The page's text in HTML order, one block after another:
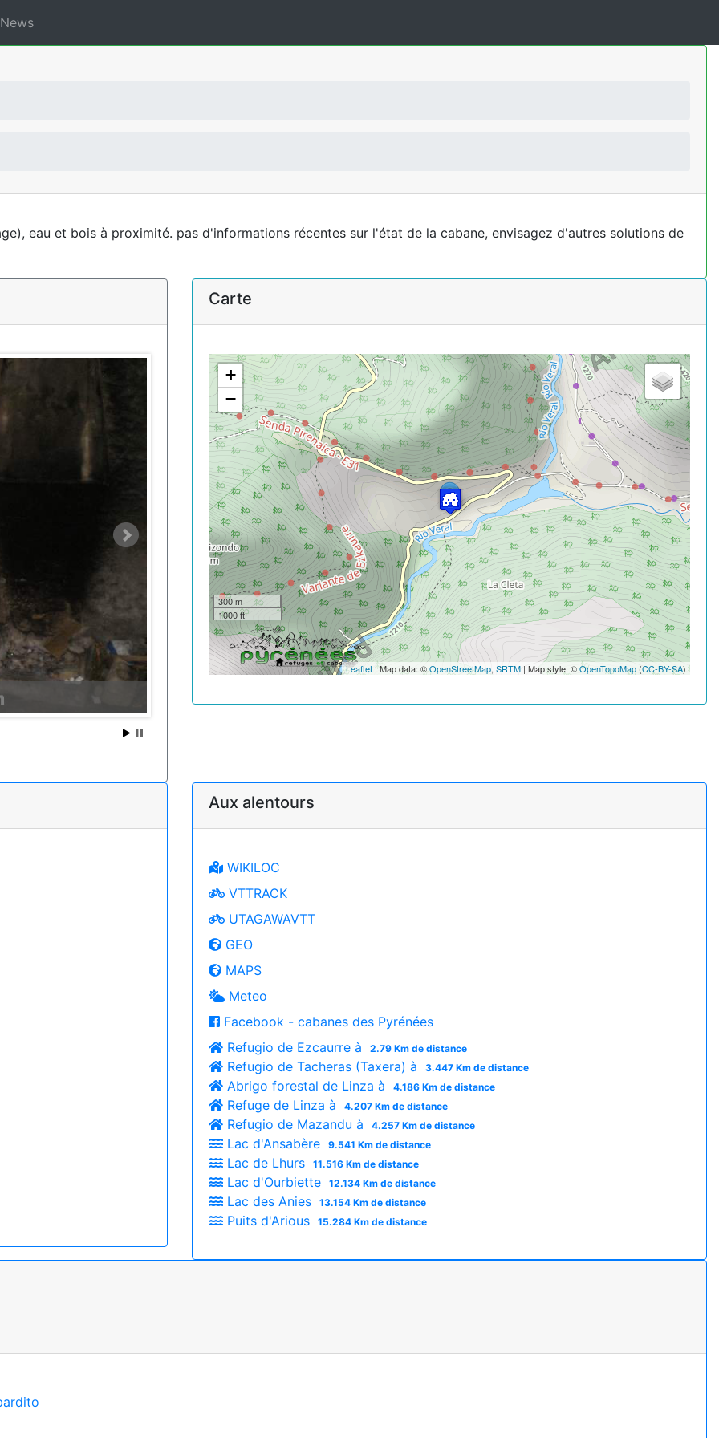
News
eau et bois à proximité. pas d'informations récentes sur l'état de la cabane, envisagez d'autres solutions de
Carte
+
−
300 m
1000 ft
Leaflet| Map data: ©OpenStreetMap, SRTM | Map style: ©OpenTopoMap (CC-BY-SA)
Aux alentours
WIKILOC
VTTRACK
UTAGAWAVTT
GEO
MAPS
Meteo
Facebook - cabanes des Pyrénées
Refugio de Ezcaurre à
2.79 Km de distance
Refugio de Tacheras (Taxera) à 3.447 Km de distance
Abrigo forestal de Linza à 4.186 Km de distance
Refuge de Linza à 4.207 Km de distance
Refugio de Mazandu à 4.257 Km de distance
Lac d'Ansabère 9.541 Km de distance
Lac de Lhurs 11.516 Km de distance
Lac d'Ourbiette 12.134 Km de distance
Lac des Anies 13.154 Km de distance
Puits d'Arious 15.284 Km de distance